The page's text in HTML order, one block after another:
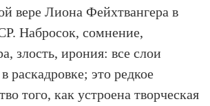
вере Лиона Фейхтвангера в
Набросок, сомнение,
злость, ирония: все слои
раскадровке; это редкое
того, как устроена творческая